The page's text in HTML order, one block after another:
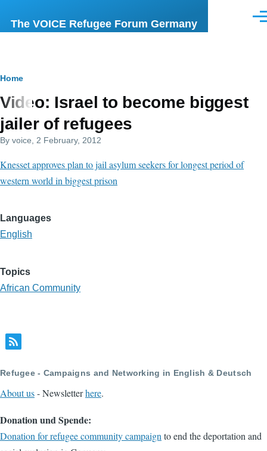
The VOICE Refugee Forum Germany
Breadcrumb
Home
Video: Israel to become biggest
jailer of refugees
By voice , 2 February, 2012
Knesset approves plan to jail asylum seekers for longest period of
western world in biggest prison
Languages
English
Topics
African Community
Refugee - Campaigns and Networking in English & Deutsch
About us- Newsletterhere.
Donation und Spende:
Donation for refugee community campaignto end the deportation and